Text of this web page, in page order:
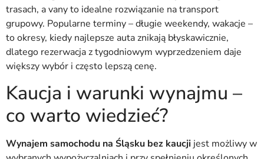
trasach, a vany to idealne rozwiązanie na transport
grupowy. Popularne terminy – długie weekendy, wakacje –
to okresy, kiedy najlepsze auta znikają błyskawicznie,
dlatego rezerwacja z tygodniowym wyprzedzeniem daje
większy wybór i często lepszą cenę.
Kaucja i warunki wynajmu –
co warto wiedzieć?
Wynajem samochodu na Śląsku bez kaucji jest możliwy w